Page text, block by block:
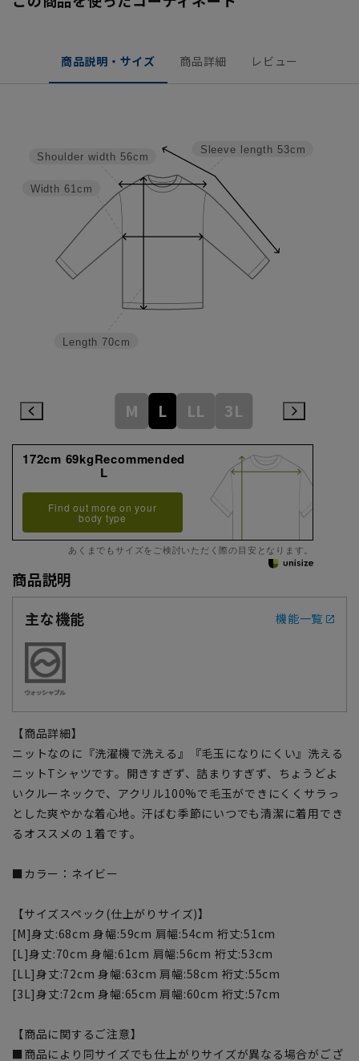
商品説明・サイズ 商品詳細 レビュー
Sleeve length 53cm
Length 70cm
Width 61cm
Shoulder width 56cm
M L LL 3L
172cm 69kgRecommended
L
Find out more on your
body type
あくまでもサイズをご検討いただく際の目安となります。
商品説明
主な機能
機能一覧
【商品詳細】
ニットなのに『洗濯機で洗える』『毛玉になりにくい』洗える
ニットTシャツです。開きすぎず、詰まりすぎず、ちょうどよ
いクルーネックで、アクリル100%で毛玉ができにくくサラっ
とした爽やかな着心地。汗ばむ季節にいつでも清潔に着用でき
るオススメの１着です。
■カラー：ネイビー
【サイズスペック(仕上がりサイズ)】
[M]身丈:68cm 身幅:59cm 肩幅:54cm 裄丈:51cm
[L]身丈:70cm 身幅:61cm 肩幅:56cm 裄丈:53cm
[LL]身丈:72cm 身幅:63cm 肩幅:58cm 裄丈:55cm
[3L]身丈:72cm 身幅:65cm 肩幅:60cm 裄丈:57cm
【商品に関するご注意】
■商品により同サイズでも仕上がりサイズが異なる場合がござ